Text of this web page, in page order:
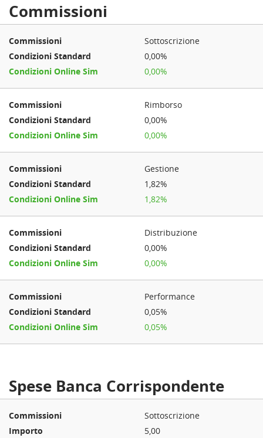
Commissioni
Sottoscrizione
0,00%
0,00%
Rimborso
0,00%
0,00%
Gestione
1,82%
1,82%
Distribuzione
0,00%
0,00%
Performance
0,05%
0,05%
Spese Banca Corrispondente
Sottoscrizione
5,00